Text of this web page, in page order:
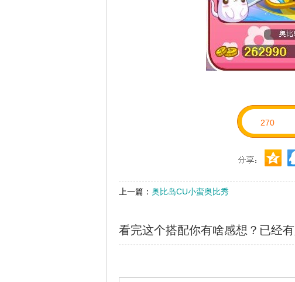
270
上一篇： 奥比岛CU小蛮奥比秀
看完这个搭配你有啥感想？已经有